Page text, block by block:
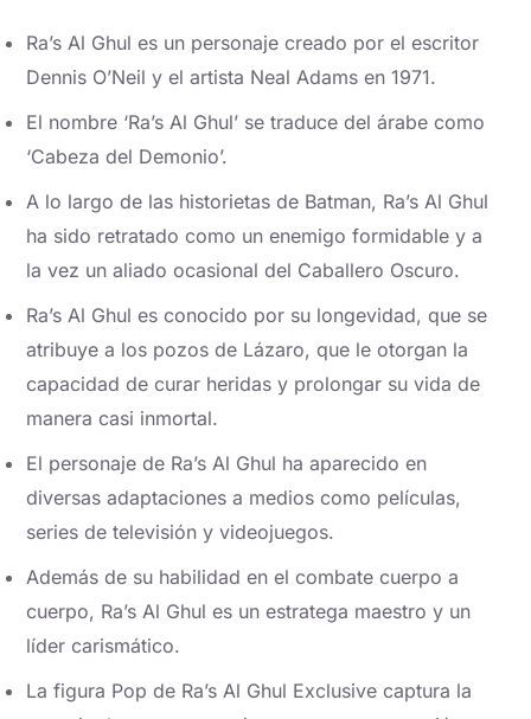
Ra’s Al Ghul es un personaje creado por el escritor
Dennis O’Neil y el artista Neal Adams en 1971.
El nombre ‘Ra’s Al Ghul’ se traduce del árabe como
‘Cabeza del Demonio’.
A lo largo de las historietas de Batman, Ra’s Al Ghul
ha sido retratado como un enemigo formidable y a
la vez un aliado ocasional del Caballero Oscuro.
Ra’s Al Ghul es conocido por su longevidad, que se
atribuye a los pozos de Lázaro, que le otorgan la
capacidad de curar heridas y prolongar su vida de
manera casi inmortal.
El personaje de Ra’s Al Ghul ha aparecido en
diversas adaptaciones a medios como películas,
series de televisión y videojuegos.
Además de su habilidad en el combate cuerpo a
cuerpo, Ra’s Al Ghul es un estratega maestro y un
líder carismático.
La figura Pop de Ra’s Al Ghul Exclusive captura la